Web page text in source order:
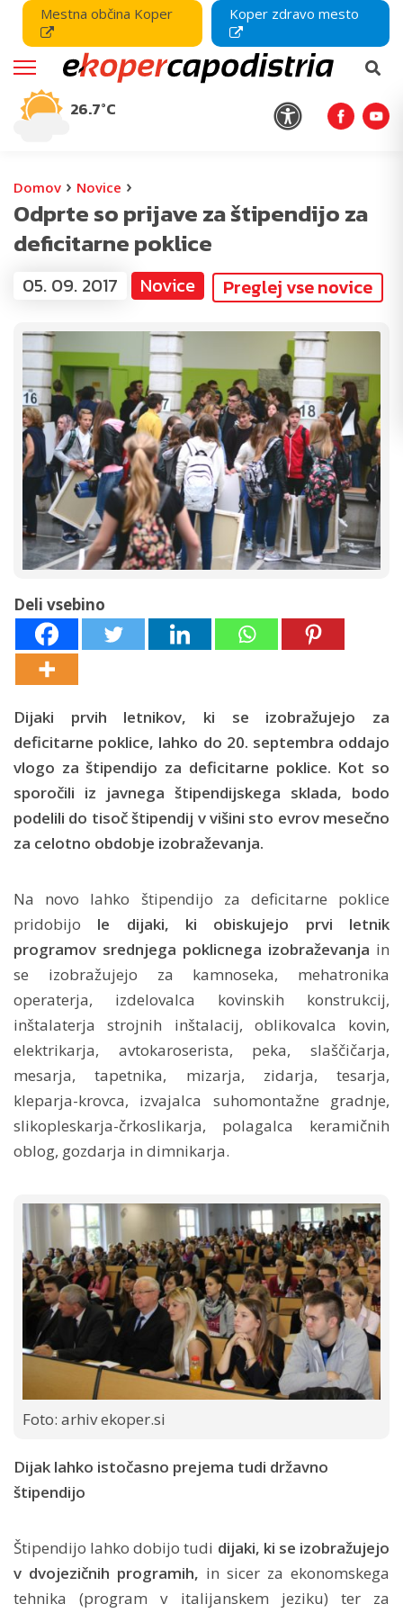
Mestna občina Koper Koper zdravo mesto
26.7°C
Domov › Novice ›
Odprte so prijave za štipendijo za
deficitarne poklice
05. 09. 2017 Novice Preglej vse novice
Deli vsebino
Dijaki prvih letnikov, ki se izobražujejo za
deficitarne poklice, lahko do 20. septembra oddajo
vlogo za štipendijo za deficitarne poklice. Kot so
sporočili iz javnega štipendijskega sklada, bodo
podelili do tisoč štipendij v višini sto evrov mesečno
za celotno obdobje izobraževanja.
Na novo lahko štipendijo za deficitarne poklice
pridobijo le dijaki, ki obiskujejo prvi letnik
programov srednjega poklicnega izobraževanja in
se izobražujejo za kamnoseka, mehatronika
operaterja, izdelovalca kovinskih konstrukcij,
inštalaterja strojnih inštalacij, oblikovalca kovin,
elektrikarja, avtokaroserista, peka, slaščičarja,
mesarja, tapetnika, mizarja, zidarja, tesarja,
kleparja-krovca, izvajalca suhomontažne gradnje,
slikopleskarja-črkoslikarja, polagalca keramičnih
oblog, gozdarja in dimnikarja.
Foto: arhiv ekoper.si
Dijak lahko istočasno prejema tudi državno
štipendijo
Štipendijo lahko dobijo tudi dijaki, ki se izobražujejo
v dvojezičnih programih, in sicer za ekonomskega
tehnika (program v italijanskem jeziku) ter za